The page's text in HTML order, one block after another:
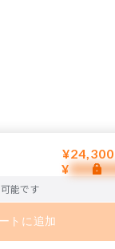
¥
能です
トに追加